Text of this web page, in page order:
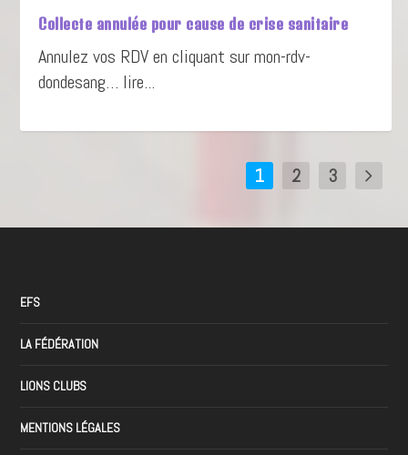
Collecte annulée pour cause de crise sanitaire
Annulez vos RDV en cliquant sur mon-rdv-
dondesang… lire...
1 2 3
EFS
LA FÉDÉRATION
LIONS CLUBS
MENTIONS LÉGALES